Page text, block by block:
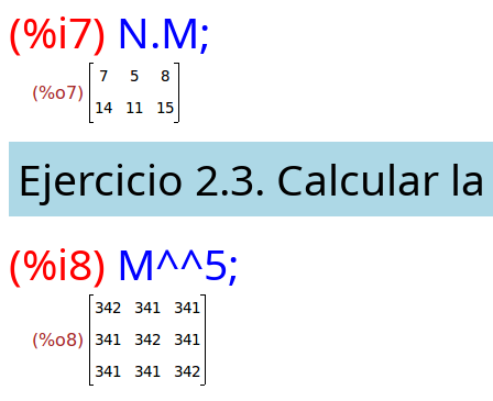
(%i7) N.M;
Ejercicio 2.3. Calcular
(%i8) M^^5;